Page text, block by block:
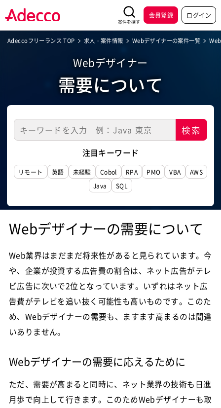
案件を探す
会員登録 ログイン
Adeccoフリーランス TOP 求人・案件情報 Webデザイナーの案件一覧
Webデザイナー
需要について
注目キーワード
リモート 英語 未経験 Cobol RPA PMO VBA
AWS
Java
SQL
Webデザイナーの需要について
Web業界はまだまだ将来性があると見られています。今
や、企業が投資する広告費の割合は、ネット広告がテレ
ビ広告に次いで2位となっています。いずれはネット広
告費がテレビを追い抜く可能性も高いものです。このた
め、Webデザイナーの需要も、ますます高まるのは間違
いありません。
Webデザイナーの需要に応えるために
ただ、需要が高まると同時に、ネット業界の技術も日進
月歩で向上して行きます。このためWebデザイナーも取